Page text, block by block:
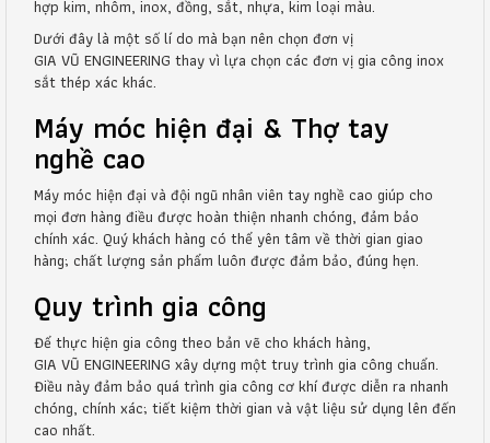
hợp kim, nhôm, inox, đồng, sắt, nhựa, kim loại màu.
Dưới đây là một số lí do mà bạn nên chọn đơn vị
GIA VŨ ENGINEERING thay vì lựa chọn các đơn vị gia công inox
sắt thép xác khác.
Máy móc hiện đại & Thợ tay
nghề cao
Máy móc hiện đại và đội ngũ nhân viên tay nghề cao giúp cho
mọi đơn hàng điều được hoàn thiện nhanh chóng, đảm bảo
chính xác. Quý khách hàng có thể yên tâm về thời gian giao
hàng; chất lượng sản phẩm luôn được đảm bảo, đúng hẹn.
Quy trình gia công
Để thực hiện gia công theo bản vẽ cho khách hàng,
GIA VŨ ENGINEERING xây dựng một truy trình gia công chuẩn.
Điều này đảm bảo quá trình gia công cơ khí được diễn ra nhanh
chóng, chính xác; tiết kiệm thời gian và vật liệu sử dụng lên đến
cao nhất.